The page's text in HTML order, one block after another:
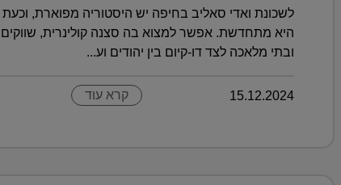
לשכונת ואדי סאליב בחיפה יש היסטוריה מפוארת, וכעת
היא מתחדשת. אפשר למצוא בה סצנה קולינרית, שווקים
ובתי מלאכה לצד דו-קיום בין יהודים וע...
15.12.2024 קרא עוד